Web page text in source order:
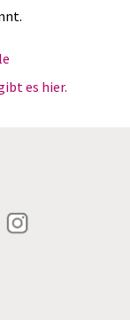
es hier.